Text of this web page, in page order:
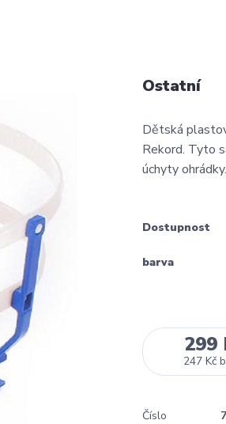
Ostatní
Dětská
Rekord. Tyto
úchyty
Dostupnost
barva
299
247 Kč
Číslo